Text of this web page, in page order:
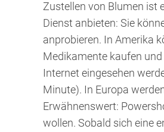
Zustellen von Blumen ist
Dienst anbieten: Sie
anprobieren. In Amerika
Medikamente kaufen
Internet eingesehen
Minute). In Europa
Erwähnenswert:
wollen. Sobald sich eine